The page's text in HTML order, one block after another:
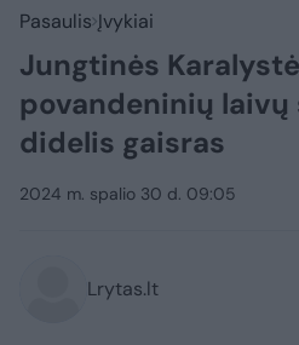
Pasaulis Įvykiai
Jungtinės
povandeninių
didelis gaisras
2024 m. spalio 30 d. 09:05
Lrytas.lt